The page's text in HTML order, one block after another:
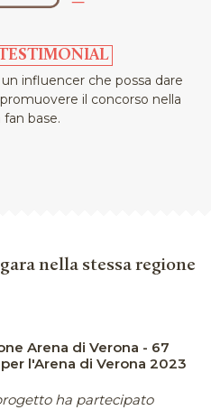
influencer che possa dare
il concorso nella
fan base.
nella stessa regione
Arena di Verona - 67
l'Arena di Verona 2023
ha partecipato